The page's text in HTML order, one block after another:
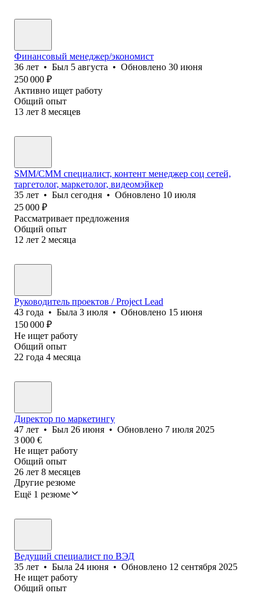
Финансовый менеджер/экономист
36 лет • Был 5 августа • Обновлено 30 июня
250 000 ₽
Активно ищет работу
Общий опыт
13 лет 8 месяцев
SMM/СММ специалист, контент менеджер соц сетей,
таргетолог, маркетолог, видеомэйкер
35 лет • Был сегодня • Обновлено 10 июля
25 000 ₽
Рассматривает предложения
Общий опыт
12 лет 2 месяца
Руководитель проектов / Project Lead
43 года • Была 3 июля • Обновлено 15 июня
150 000 ₽
Не ищет работу
Общий опыт
22 года 4 месяца
Директор по маркетингу
47 лет • Был 26 июня • Обновлено 7 июля 2025
3 000 €
Не ищет работу
Общий опыт
26 лет 8 месяцев
Другие резюме
Ещё 1 резюме
Ведущий специалист по ВЭД
35 лет • Была 24 июня • Обновлено 12 сентября 2025
Не ищет работу
Общий опыт